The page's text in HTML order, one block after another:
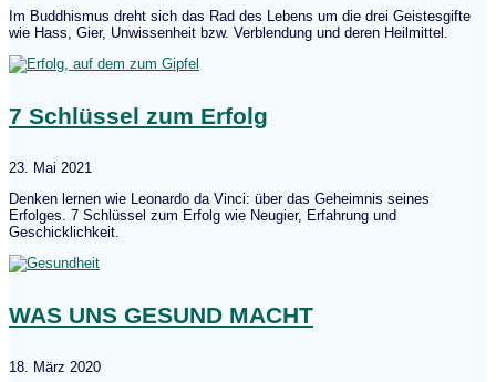
Im Buddhismus dreht sich das Rad des Lebens um die drei Geistesgifte
wie Hass, Gier, Unwissenheit bzw. Verblendung und deren Heilmittel.
7 Schlüssel zum Erfolg
23. Mai 2021
Denken lernen wie Leonardo da Vinci: über das Geheimnis seines
Erfolges. 7 Schlüssel zum Erfolg wie Neugier, Erfahrung und
Geschicklichkeit.
WAS UNS GESUND MACHT
18. März 2020